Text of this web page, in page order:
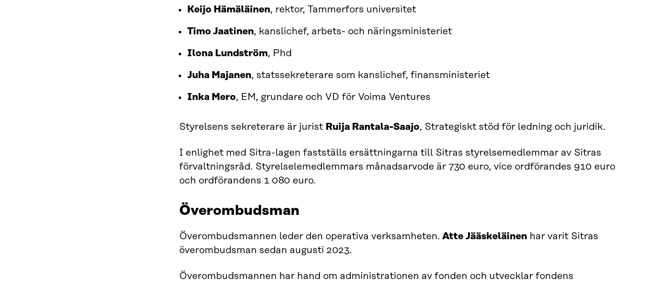
Keijo Hämäläinen, rektor, Tammerfors universitet
Timo Jaatinen, kanslichef, arbets- och näringsministeriet
Ilona Lundström, Phd
Juha Majanen, statssekreterare som kanslichef, finansministeriet
Inka Mero, EM, grundare och VD för Voima Ventures
Styrelsens sekreterare är jurist Ruija Rantala-Saajo, Strategiskt stöd för ledning och juridik.
I enlighet med Sitra-lagen fastställs ersättningarna till Sitras styrelsemedlemmar av Sitras
förvaltningsråd. Styrelselemedlemmars månadsarvode är 730 euro, vice ordförandes 910 euro
och ordförandens 1 080 euro.
Överombudsman
Överombudsmannen leder den operativa verksamheten. Atte Jääskeläinen har varit Sitras
överombudsman sedan augusti 2023.
Överombudsmannen har hand om administrationen av fonden och utvecklar fondens